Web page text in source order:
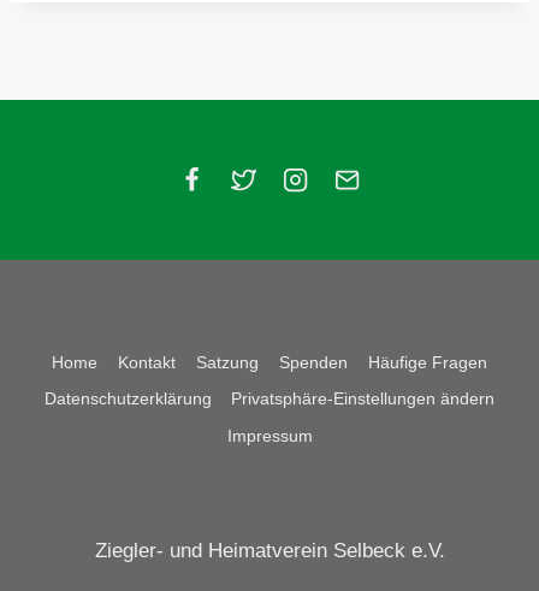
Home Kontakt Satzung Spenden
Häufige Fragen
Datenschutzerklärung
Privatsphäre-Einstellungen ändern
Impressum
Ziegler- und Heimatverein Selbeck e.V.